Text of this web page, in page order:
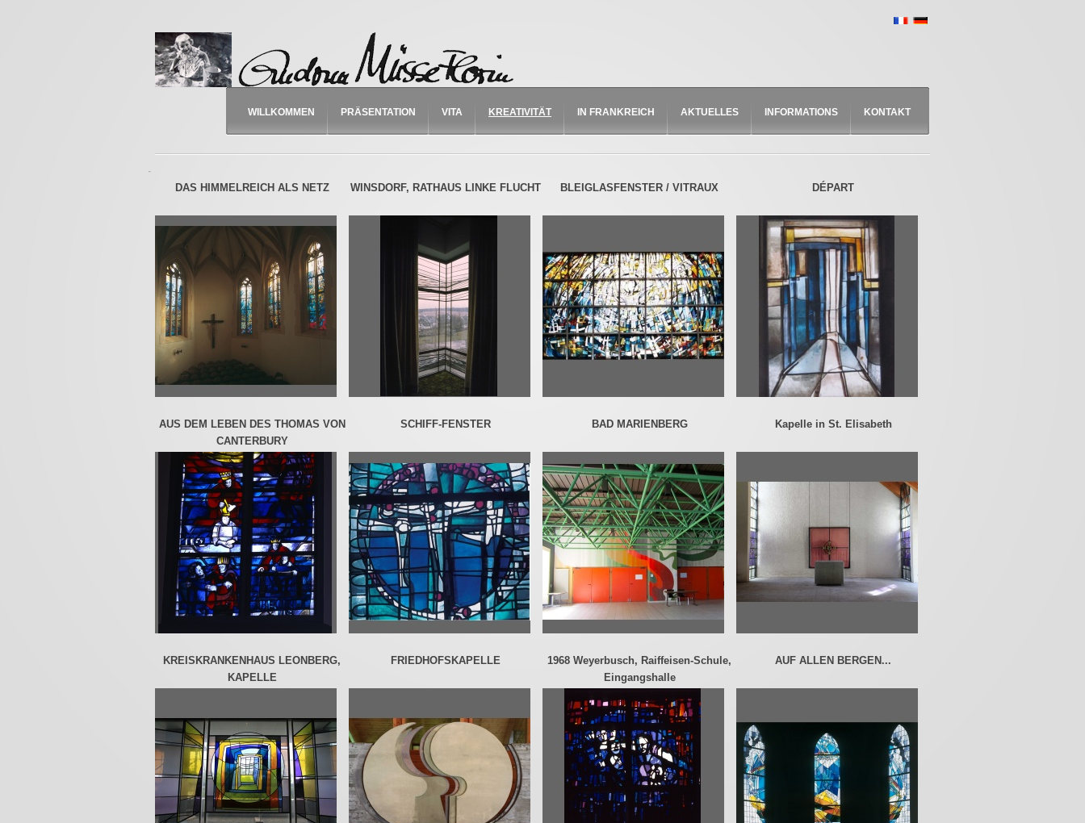
WILLKOMMEN PRÄSENTATION VITA KREATIVITÄT IN FRANKREICH AKTUELLES INFORMATIONS KONTAKT
DAS HIMMELREICH ALS NETZ WINSDORF, RATHAUS LINKE FLUCHT BLEIGLASFENSTER / VITRAUX DÉPART
AUS DEM LEBEN DES THOMAS VON
CANTERBURY
SCHIFF-FENSTER BAD MARIENBERG Kapelle in St. Elisabeth
KREISKRANKENHAUS LEONBERG,
KAPELLE
FRIEDHOFSKAPELLE
1968 Weyerbusch, Raiffeisen-Schule,
Eingangshalle
AUF ALLEN BERGEN...
-